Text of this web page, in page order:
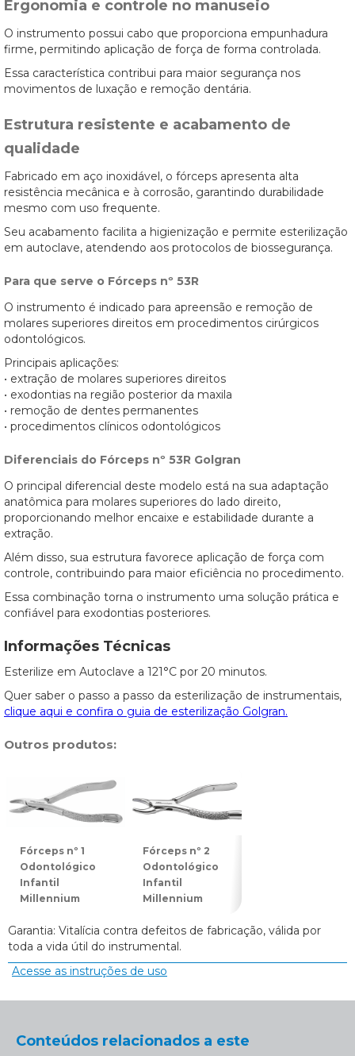
Ergonomia e controle no manuseio
O instrumento possui cabo que proporciona empunhadura
firme, permitindo aplicação de força de forma controlada.
Essa característica contribui para maior segurança nos
movimentos de luxação e remoção dentária.
Estrutura resistente e acabamento de
qualidade
Fabricado em aço inoxidável, o fórceps apresenta alta
resistência mecânica e à corrosão, garantindo durabilidade
mesmo com uso frequente.
Seu acabamento facilita a higienização e permite esterilização
em autoclave, atendendo aos protocolos de biossegurança.
Para que serve o Fórceps nº 53R
O instrumento é indicado para apreensão e remoção de
molares superiores direitos em procedimentos cirúrgicos
odontológicos.
Principais aplicações:
• extração de molares superiores direitos
• exodontias na região posterior da maxila
• remoção de dentes permanentes
• procedimentos clínicos odontológicos
Diferenciais do Fórceps nº 53R Golgran
O principal diferencial deste modelo está na sua adaptação
anatômica para molares superiores do lado direito,
proporcionando melhor encaixe e estabilidade durante a
extração.
Além disso, sua estrutura favorece aplicação de força com
controle, contribuindo para maior eficiência no procedimento.
Essa combinação torna o instrumento uma solução prática e
confiável para exodontias posteriores.
Informações Técnicas
Esterilize em Autoclave a 121°C por 20 minutos.
Quer saber o passo a passo da esterilização de instrumentais,
clique aqui e confira o guia de esterilização Golgran.
Outros produtos:
Fórceps nº 1
Odontológico
Infantil
Millennium
Fórceps nº 2
Odontológico
Infantil
Millennium
Garantia: Vitalícia contra defeitos de fabricação, válida por
toda a vida útil do instrumental.
Acesse as instruções de uso
Conteúdos relacionados a este